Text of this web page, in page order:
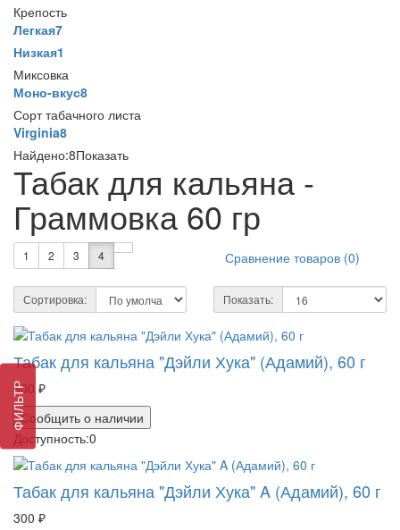
ФИЛЬТР
Крепость
Легкая7
Низкая1
Миксовка
Моно-вкус8
Сорт табачного листа
Virginia8
Найдено:8Показать
Табак для кальяна -
Граммовка 60 гр
1 2 3 4 Сравнение товаров (0)
Сортировка: Показать:
Табак для кальяна "Дэйли Хука" (Адамий), 60 г
300 ₽
Сообщить о наличии
Доступность:0
Табак для кальяна "Дэйли Хука" A (Адамий), 60 г
300 ₽